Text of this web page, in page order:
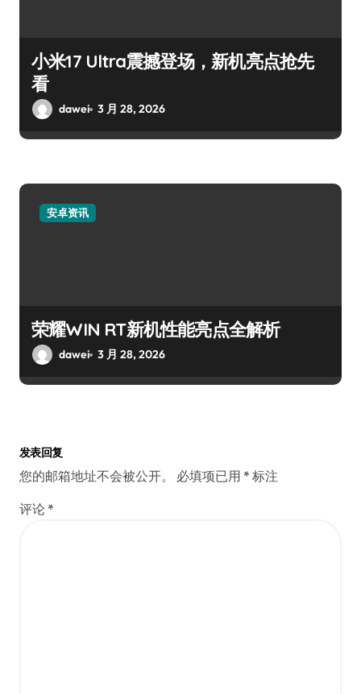
小米17 Ultra震撼登场，新机亮点抢先
看
dawei 3 月 28, 2026
安卓资讯
荣耀WIN RT新机性能亮点全解析
dawei 3 月 28, 2026
发表回复
您的邮箱地址不会被公开。 必填项已用 * 标注
评论 *